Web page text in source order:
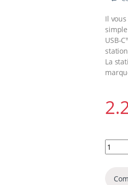
Il
USB-
La